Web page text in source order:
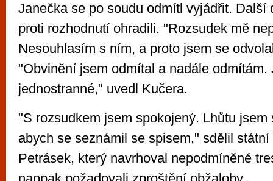
Janečka se po soudu odmítl vyjádřit. Další
proti rozhodnutí ohradili. "Rozsudek mě
Nesouhlasím s ním, a proto jsem se
"Obvinění jsem odmítal a nadále odmítám.
jednostranné," uvedl Kučera.
"S rozsudkem jsem spokojený. Lhůtu jsem
abych se seznámil se spisem," sdělil
Petrásek, který navrhoval nepodmíněné